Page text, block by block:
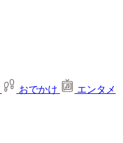
おでかけ
エンタメ